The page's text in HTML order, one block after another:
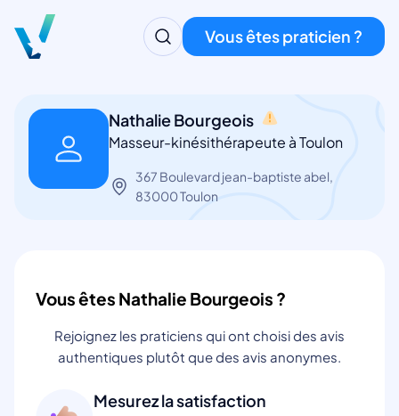
Vous êtes praticien ?
Nathalie Bourgeois
Masseur-kinésithérapeute à Toulon
367 Boulevard jean-baptiste abel,
83000 Toulon
Vous êtes Nathalie Bourgeois ?
Rejoignez les praticiens qui ont choisi des avis
authentiques plutôt que des avis anonymes.
Mesurez la satisfaction